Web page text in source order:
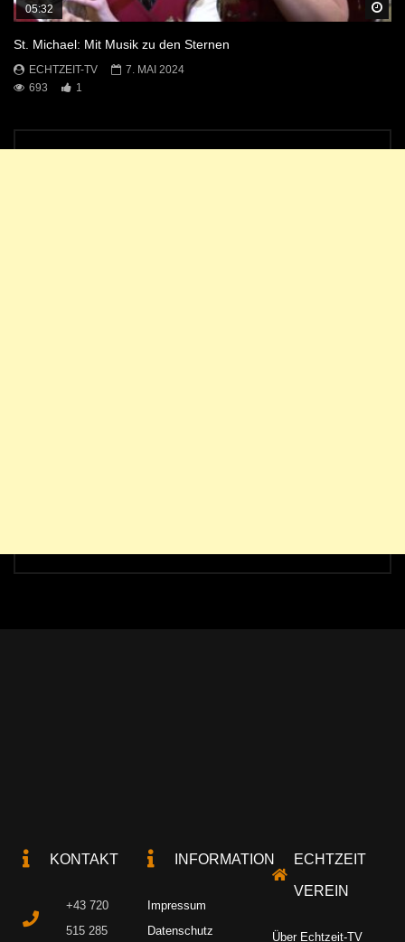
05:32
St. Michael: Mit Musik zu den Sternen
ECHTZEIT-TV
7. MAI 2024
693
1
KONTAKT
+43 720
515 285
INFORMATION
Impressum
Datenschutz
ECHTZEIT
VEREIN
Über Echtzeit-TV